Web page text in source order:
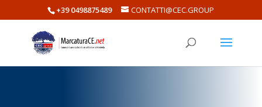
+39 0498875489 CONTATTI@CEC.GROUP